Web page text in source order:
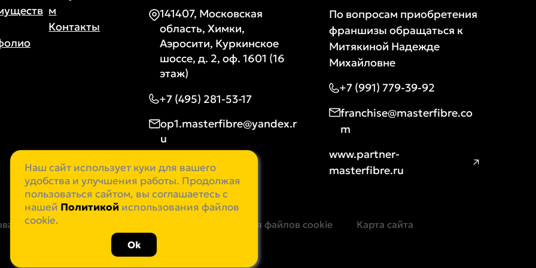
м
Контакты
141407, Московская
область, Химки,
Аэросити, Куркинское
шоссе, д. 2, оф. 1601 (16
этаж)
+7 (495) 281-53-17
op1.masterfibre@yandex.r
u
Задать вопрос
По вопросам приобретения
франшизы обращаться к
Митякиной Надежде
Михайловне
+7 (991) 779-39-92
franchise@masterfibre.co
m
www.partner-
masterfibre.ru
соглашение Политика использования файлов cookie Карта сайта
Наш сайт использует куки для вашего
удобства и улучшения работы. Продолжая
пользоваться сайтом, вы соглашаетесь с
нашей Политикой использования файлов
cookie.
Ok